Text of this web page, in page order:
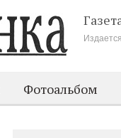
Фотоальбом